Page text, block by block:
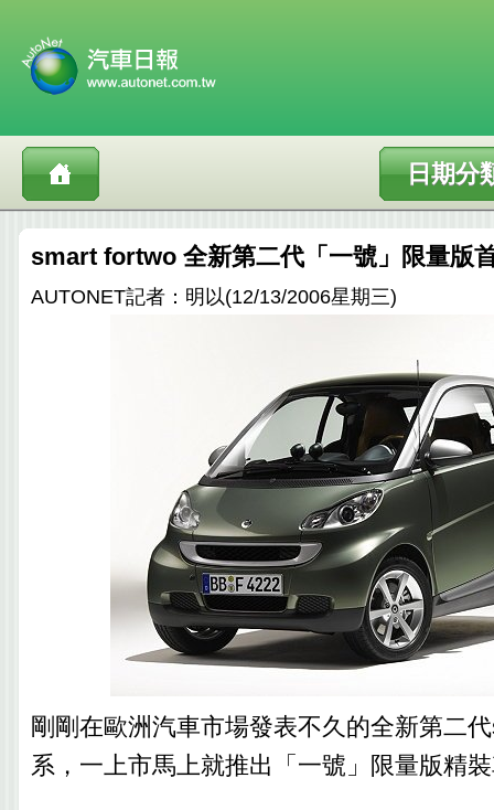
日期分
smart fortwo 全新第二代「一號」限量版
AUTONET記者：明以(12/13/2006星期三)
剛剛在歐洲汽車市場發表不久的全新第二
系，一上市馬上就推出「一號」限量版精